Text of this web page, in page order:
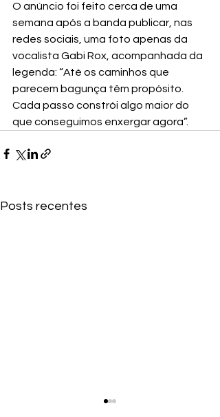
O anúncio foi feito cerca de uma
semana após a banda publicar, nas
redes sociais, uma foto apenas da
vocalista Gabi Rox, acompanhada da
legenda: “Até os caminhos que
parecem bagunça têm propósito.
Cada passo constrói algo maior do
que conseguimos enxergar agora”.
Posts recentes